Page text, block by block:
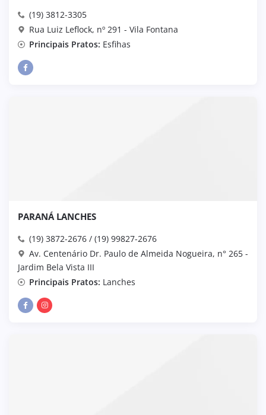
(19) 3812-3305
Rua Luiz Leflock, nº 291 - Vila Fontana
Principais Pratos: Esfihas
PARANÁ LANCHES
(19) 3872-2676 / (19) 99827-2676
Av. Centenário Dr. Paulo de Almeida Nogueira, n° 265 -
Jardim Bela Vista III
Principais Pratos: Lanches